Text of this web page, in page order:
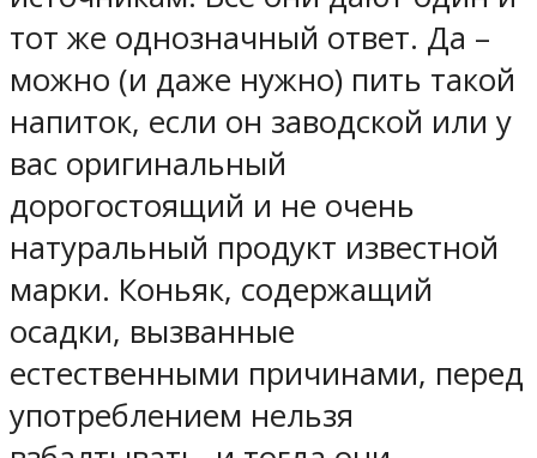
тот же однозначный ответ. Да –
можно (и даже нужно) пить такой
напиток, если он заводской или у
вас оригинальный
дорогостоящий и не очень
натуральный продукт известной
марки. Коньяк, содержащий
осадки, вызванные
естественными причинами, перед
употреблением нельзя